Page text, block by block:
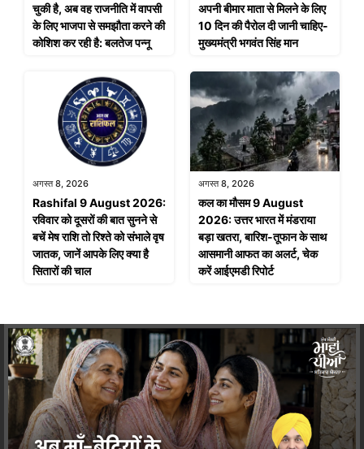
चुकी है, अब वह राजनीति में वापसी
के लिए भाजपा से समझौता करने की
कोशिश कर रही है: बलतेज पन्नू
अपनी बीमार माता से मिलने के लिए
10 दिन की पैरोल दी जानी चाहिए-
मुख्यमंत्री भगवंत सिंह मान
अगस्त 8, 2026
Rashifal 9 August 2026:
रविवार को दूसरों की बात सुनने से
बचें मेष राशि तो रिश्ते को संभाले वृष
जातक, जानें आपके लिए क्या है
सितारों की चाल
अगस्त 8, 2026
कल का मौसम 9 August
2026: उत्तर भारत में मंडराया
बड़ा खतरा, बारिश-तूफान के साथ
आसमानी आफत का अलर्ट, चेक
करें आईएमडी रिपोर्ट